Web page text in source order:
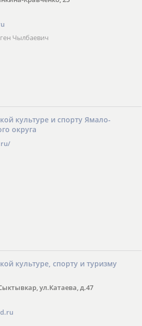
Чылбаевич
культуре и спорту Ямало-
округа
культуре, спорту и туризму
ул.Катаева, д.47